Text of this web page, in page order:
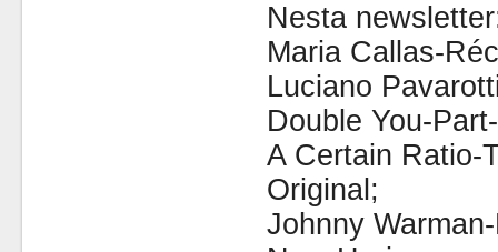
Nesta
Maria Callas-
Luciano
Double You-
A Certain Ratio-
Original;
Johnny